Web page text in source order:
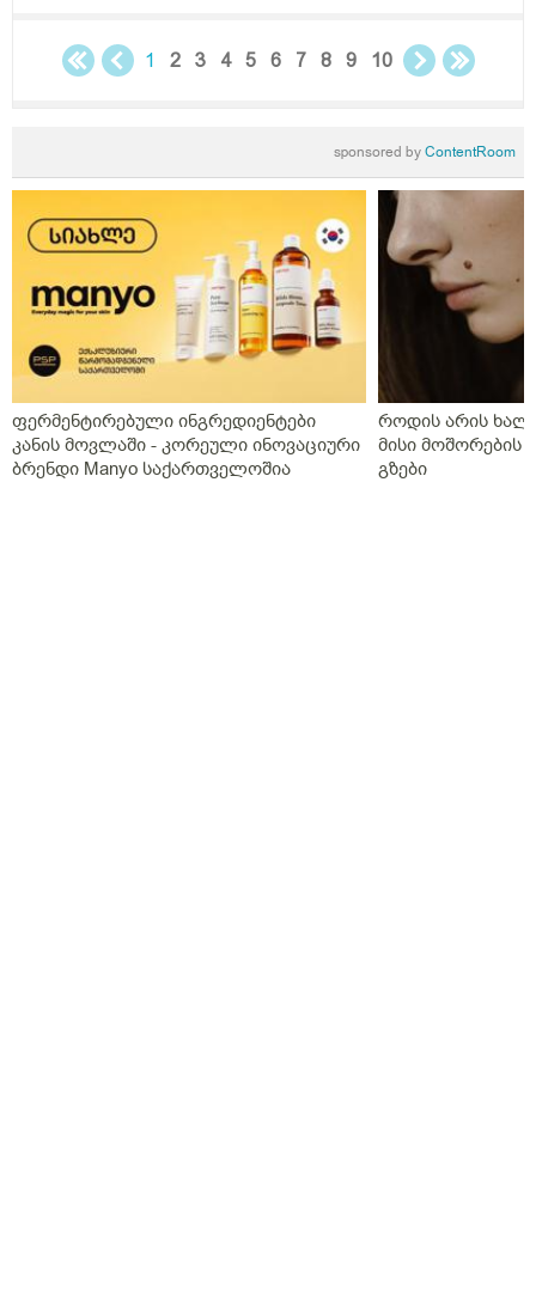
1 2 3 4 5 6 7 8 9 10
sponsored byContentRoom
ფერმენტირებული ინგრედიენტები
კანის მოვლაში - კორეული ინოვაციური
ბრენდი Manyo საქართველოშია
როდის არის
მისი მოშორების
გზები